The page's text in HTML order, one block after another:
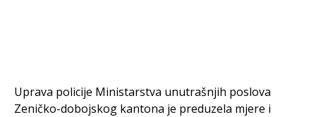
Uprava policije Ministarstva unutrašnjih poslova
Zeničko-dobojskog kantona je preduzela mjere i